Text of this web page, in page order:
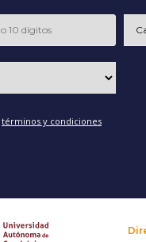
términos y condiciones